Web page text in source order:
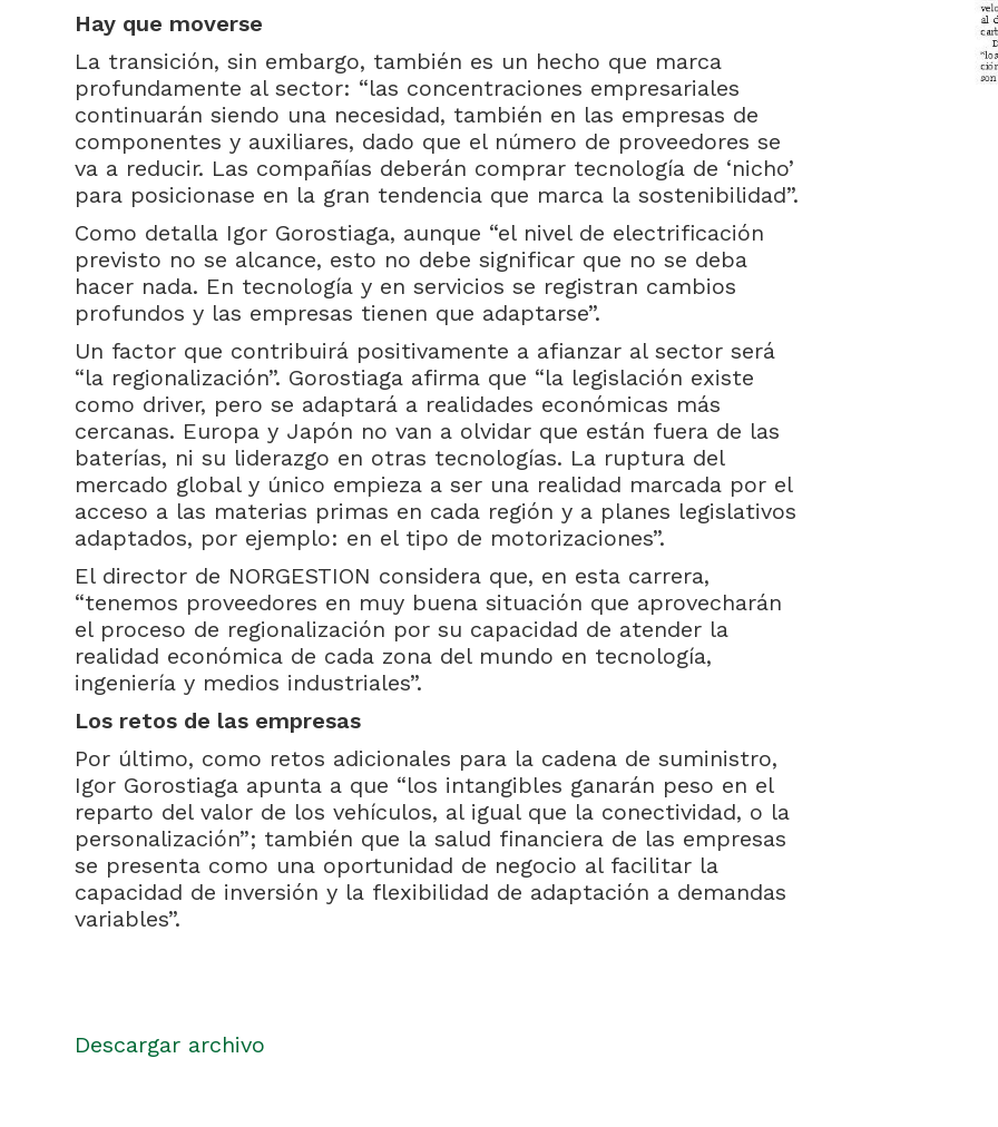
Hay que moverse
La transición, sin embargo, también es un hecho que marca
profundamente al sector: “las concentraciones empresariales
continuarán siendo una necesidad, también en las empresas de
componentes y auxiliares, dado que el número de proveedores se
va a reducir. Las compañías deberán comprar tecnología de ‘nicho’
para posicionase en la gran tendencia que marca la sostenibilidad”.
Como detalla Igor Gorostiaga, aunque “el nivel de electrificación
previsto no se alcance, esto no debe significar que no se deba
hacer nada. En tecnología y en servicios se registran cambios
profundos y las empresas tienen que adaptarse”.
Un factor que contribuirá positivamente a afianzar al sector será
“la regionalización”. Gorostiaga afirma que “la legislación existe
como driver, pero se adaptará a realidades económicas más
cercanas. Europa y Japón no van a olvidar que están fuera de las
baterías, ni su liderazgo en otras tecnologías. La ruptura del
mercado global y único empieza a ser una realidad marcada por el
acceso a las materias primas en cada región y a planes legislativos
adaptados, por ejemplo: en el tipo de motorizaciones”.
El director de NORGESTION considera que, en esta carrera,
“tenemos proveedores en muy buena situación que aprovecharán
el proceso de regionalización por su capacidad de atender la
realidad económica de cada zona del mundo en tecnología,
ingeniería y medios industriales”.
Los retos de las empresas
Por último, como retos adicionales para la cadena de suministro,
Igor Gorostiaga apunta a que “los intangibles ganarán peso en el
reparto del valor de los vehículos, al igual que la conectividad, o la
personalización”; también que la salud financiera de las empresas
se presenta como una oportunidad de negocio al facilitar la
capacidad de inversión y la flexibilidad de adaptación a demandas
variables”.
Descargar archivo